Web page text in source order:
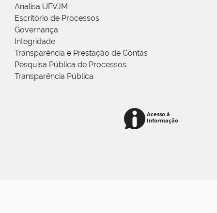
Analisa UFVJM
Escritório de Processos
Governança
Integridade
Transparência e Prestação de Contas
Pesquisa Pública de Processos
Transparência Pública